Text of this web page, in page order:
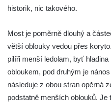
Torzo železničního mostu
Inundační most Postoloprty
Viadukt na bývalé železniční
Vrskmaň u Polerad
Železniční viadukt v Chotyni
Silniční most nad železniční
historik, nic takového.
Most je poměrně dlouhý a
větší oblouky vedou přes
pilíři menší ledolam, byť
obloukem, pod druhým je
následuje z obou stran opěrná
podstatně menších oblouků.